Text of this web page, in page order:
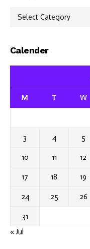
Categories
Calender
M T W
3 4 5
10 11 12
17 18 19
24 25 26
31
« Jul